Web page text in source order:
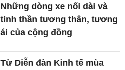
Những dòng xe nối dài và
tinh thần tương thân, tương
ái của cộng đồng
Từ Diễn đàn Kinh tế mùa